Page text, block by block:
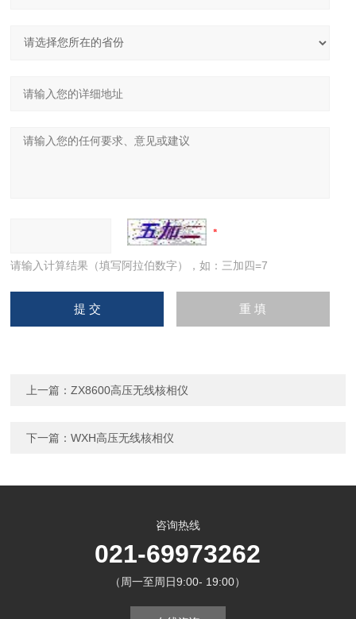
请输入计算结果（填写阿拉伯数字），如：三加四=7
上一篇：ZX8600高压无线核相仪
下一篇：WXH高压无线核相仪
咨询热线
021-69973262
（周一至周日9:00- 19:00）